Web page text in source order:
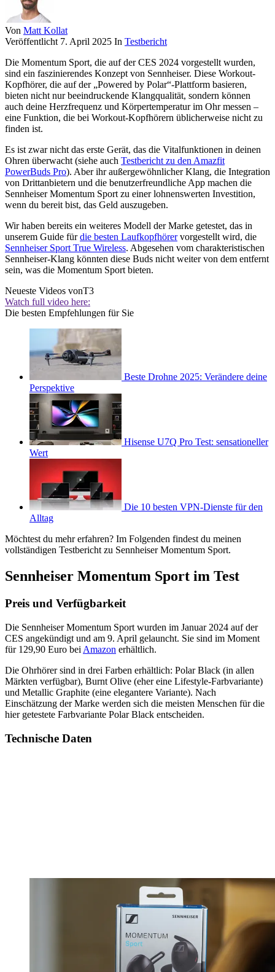
Von Matt Kollat
Veröffentlicht 7. April 2025 In Testbericht
Die Momentum Sport, die auf der CES 2024 vorgestellt wurden,
sind ein faszinierendes Konzept von Sennheiser. Diese Workout-
Kopfhörer, die auf der „Powered by Polar“-Plattform basieren,
bieten nicht nur beeindruckende Klangqualität, sondern können
auch deine Herzfrequenz und Körpertemperatur im Ohr messen –
eine Funktion, die bei Workout-Kopfhörern üblicherweise nicht zu
finden ist.
Es ist zwar nicht das erste Gerät, das die Vitalfunktionen in deinen
Ohren überwacht (siehe auch Testbericht zu den Amazfit
PowerBuds Pro). Aber ihr außergewöhnlicher Klang, die Integration
von Drittanbietern und die benutzerfreundliche App machen die
Sennheiser Momentum Sport zu einer lohnenswerten Investition,
wenn du bereit bist, das Geld auszugeben.
Wir haben bereits ein weiteres Modell der Marke getestet, das in
unserem Guide fürdie besten Laufkopfhörervorgestellt wird, die
Sennheiser Sport True Wireless. Abgesehen vom charakteristischen
Sennheiser-Klang könnten diese Buds nicht weiter von dem entfernt
sein, was die Momentum Sport bieten.
Neueste Videos vonT3
Watch full video here:
Die besten Empfehlungen für Sie
Beste Drohne 2025: Verändere deine
Perspektive
Hisense U7Q Pro Test: sensationeller
Wert
Die 10 besten VPN-Dienste für den
Alltag
Möchtest du mehr erfahren? Im Folgenden findest du meinen
vollständigen Testbericht zu Sennheiser Momentum Sport.
Sennheiser Momentum Sport im Test
Preis und Verfügbarkeit
Die Sennheiser Momentum Sport wurden im Januar 2024 auf der
CES angekündigt und am 9. April gelauncht. Sie sind im Moment
für 129,90 Euro bei Amazon erhältlich.
Die Ohrhörer sind in drei Farben erhältlich: Polar Black (in allen
Märkten verfügbar), Burnt Olive (eher eine Lifestyle-Farbvariante)
und Metallic Graphite (eine elegantere Variante). Nach
Einschätzung der Marke werden sich die meisten Menschen für die
hier getestete Farbvariante Polar Black entscheiden.
Technische Daten